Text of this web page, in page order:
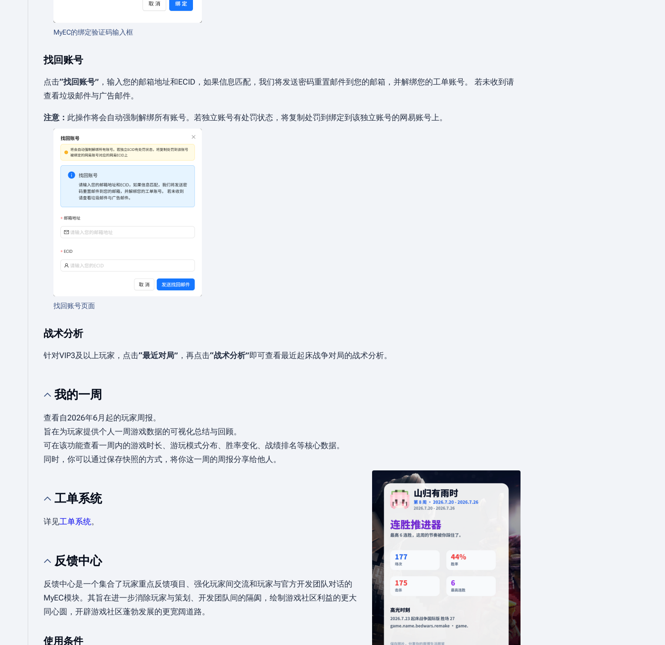
MyEC的绑定验证码输入框
找回账号
点击“找回账号” ，输入您的邮箱地址和ECID，如果信息匹配，我们将发送密码重置邮件到您的邮箱，并解绑您的工单账号。 若未收到请
查看垃圾邮件与广告邮件。
注意： 此操作将会自动强制解绑所有账号。若独立账号有处罚状态，将复制处罚到绑定到该独立账号的网易账号上。
找回账号页面
战术分析
针对VIP3及以上玩家，点击“最近对局” ，再点击“战术分析”即可查看最近起床战争对局的战术分析。
我的一周
查看自2026年6月起的玩家周报。
旨在为玩家提供个人一周游戏数据的可视化总结与回顾。
可在该功能查看一周内的游戏时长、游玩模式分布、胜率变化、战绩排名等核心数据。
同时，你可以通过保存快照的方式，将你这一周的周报分享给他人。
工单系统
详见工单系统。
反馈中心
反馈中心是一个集合了玩家重点反馈项目、强化玩家间交流和玩家与官方开发团队对话的
MyEC模块。其旨在进一步消除玩家与策划、开发团队间的隔阂，绘制游戏社区利益的更大
同心圆，开辟游戏社区蓬勃发展的更宽阔道路。
使用条件